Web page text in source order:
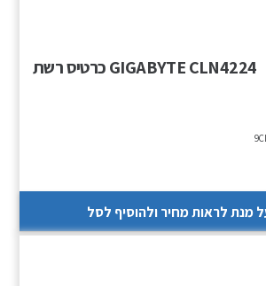
GIGABYTE CLN4224 כרטיס רשת
מנת לראות מחיר ולהוסיף לסל